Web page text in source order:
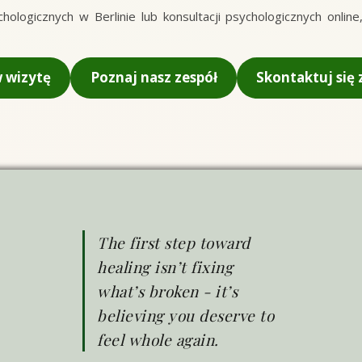
w Berlinie lub konsultacji psychologicznych
wizytę Poznaj nasz zespół Skontaktuj się
The first step toward
healing isn’t fixing
what’s broken - it’s
believing you deserve to
feel whole again.